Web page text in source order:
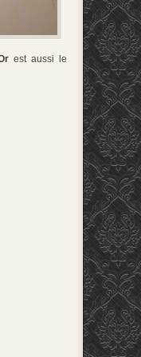
est aussi le